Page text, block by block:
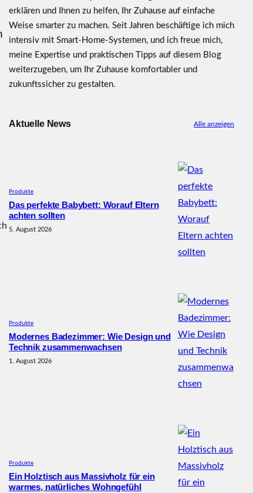
erklären und Ihnen zu helfen, Ihr Zuhause auf einfache
Weise smarter zu machen. Seit Jahren beschäftige ich mich
intensiv mit Smart-Home-Systemen, und ich freue mich,
meine Expertise und praktischen Tipps auf diesem Blog
weiterzugeben, um Ihr Zuhause komfortabler und
zukunftssicher zu gestalten.
Aktuelle News Alle anzeigen
Produkte
Das perfekte Babybett: Worauf Eltern
achten sollten
5. August 2026
Produkte
Modernes Badezimmer: Wie Design und
Technik zusammenwachsen
1. August 2026
Produkte
Ein Holztisch aus Massivholz für ein
warmes, natürliches Wohngefühl